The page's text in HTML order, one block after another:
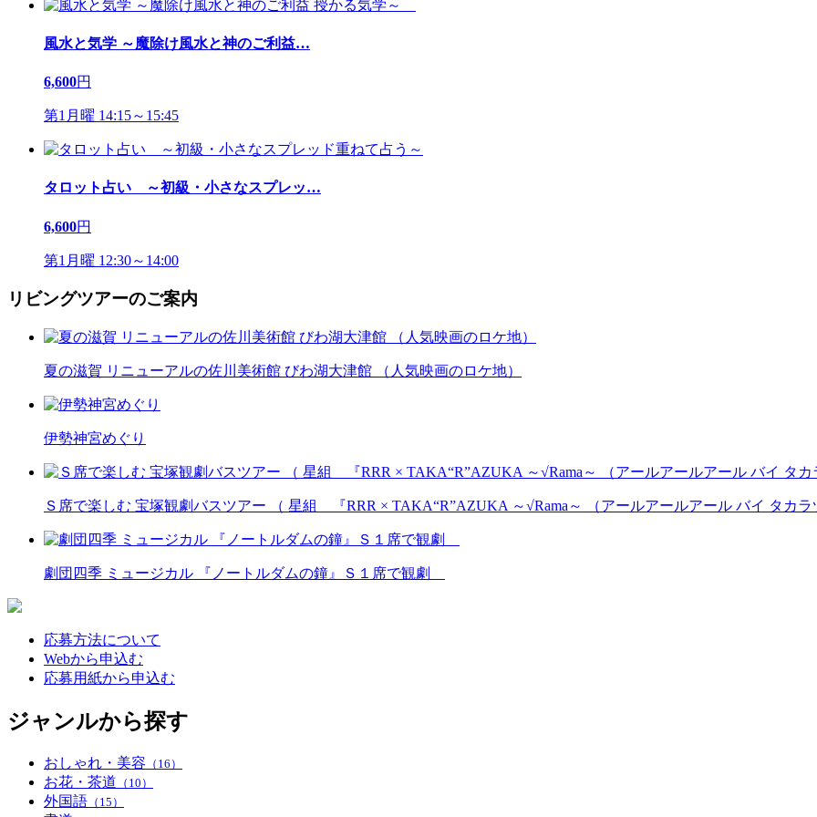
風水と気学 ～魔除け風水と神のご利益…
6,600円
第1月曜 14:15～15:45
タロット占い ～初級・小さなスプレッ…
6,600円
第1月曜 12:30～14:00
リビングツアーのご案内
夏の滋賀 リニューアルの佐川美術館 びわ湖大津館 （人気映画のロケ地）
伊勢神宮めぐり
Ｓ席で楽しむ 宝塚観劇バスツアー （ 星組 『RRR × TAKA“R”AZUKA ～√Rama～ （アールアールアール バイ タカラ
劇団四季 ミュージカル 『ノートルダムの鐘』Ｓ１席で観劇
応募方法について
Webから申込む
応募用紙から申込む
ジャンルから探す
おしゃれ・美容 （16）
お花・茶道 （10）
外国語 （15）